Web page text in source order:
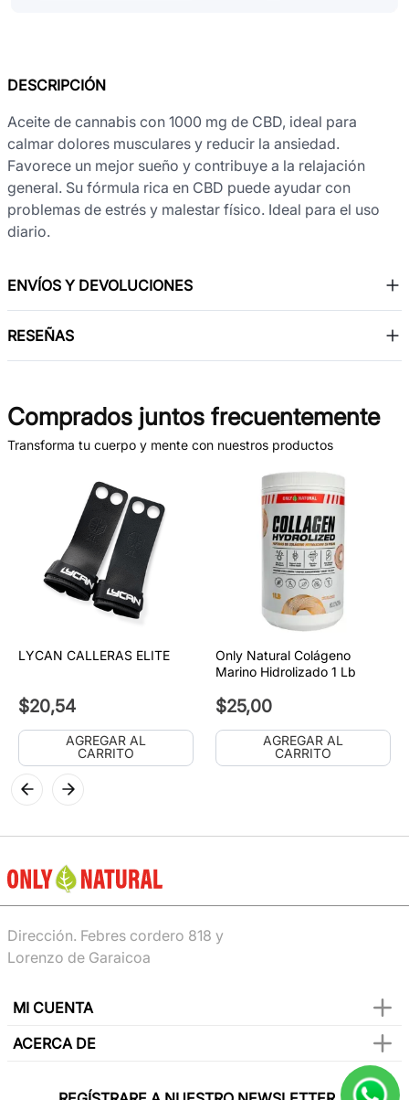
DESCRIPCIÓN
Aceite de cannabis con 1000 mg de CBD, ideal para
calmar dolores musculares y reducir la ansiedad.
Favorece un mejor sueño y contribuye a la relajación
general. Su fórmula rica en CBD puede ayudar con
problemas de estrés y malestar físico. Ideal para el uso
diario.
ENVÍOS Y DEVOLUCIONES
RESEÑAS
Comprados juntos frecuentemente
Transforma tu cuerpo y mente con nuestros productos
LYCAN CALLERAS ELITE
$20,54
AGREGAR AL
CARRITO
Only Natural Colágeno
Marino Hidrolizado 1 Lb
$25,00
AGREGAR AL
CARRITO
Dirección. Febres cordero 818 y
Lorenzo de Garaicoa
MI CUENTA
ACERCA DE